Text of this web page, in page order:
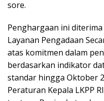
sore.
Penghargaan ini
Layanan Pengadaan
atas komitmen dalam
berdasarkan indikator
standar hingga Oktober
Peraturan Kepala LKPP